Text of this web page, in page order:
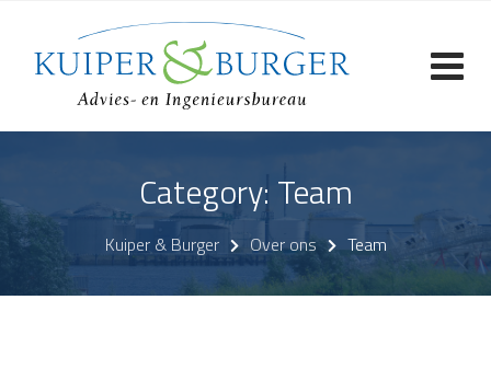
content
Category: Team
Kuiper & Burger Over ons Team